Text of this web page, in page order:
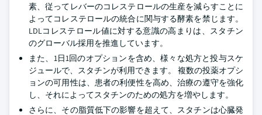
素、従ってレバーのコレステロールの生産を減らすことに
よってコレステロールの統合に関与する酵素を禁じます。
LDLコレステロール値に対する意識の高まりは、スタチン
のグローバル採用を推進しています。
また、1日1回のオプションを含め、様々な処方と投与スケ
ジュールで、スタチンが利用できます。 複数の投薬オプシ
ョンの可用性は、患者の利便性を高め、治療の遵守を強化
し、それによってスタチンのための処方を増やします。
さらに、その脂質低下の影響を超えて、スタチンは心臓発